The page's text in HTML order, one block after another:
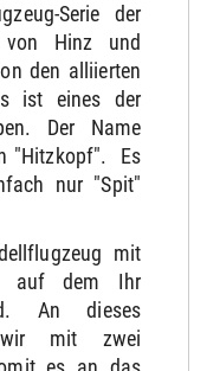
Serie der
von Hinz und
den alliierten
ist eines der
Der Name
"Hitzkopf". Es
nur "Spit"
mit
auf dem Ihr
An dieses
wir mit zwei